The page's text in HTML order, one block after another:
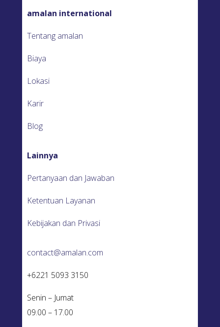
amalan international
Tentang amalan
Biaya
Lokasi
Karir
Blog
Lainnya
Pertanyaan dan Jawaban
Ketentuan Layanan
Kebijakan dan Privasi
contact@amalan.com
+6221 5093 3150
Senin – Jumat
09.00 – 17.00